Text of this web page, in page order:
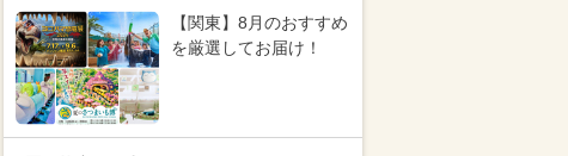
【関東】8月のおすすめ
を厳選してお届け！